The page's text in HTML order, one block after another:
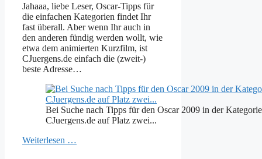
Jahaaa, liebe Leser, Oscar-Tipps für
die einfachen Kategorien findet Ihr
fast überall. Aber wenn Ihr auch in
den anderen fündig werden wollt, wie
etwa dem animierten Kurzfilm, ist
CJuergens.de einfach die (zweit-)
beste Adresse…
Bei Suche nach Tipps für den Oscar 2009 in der
CJuergens.de auf Platz zwei...
Weiterlesen …